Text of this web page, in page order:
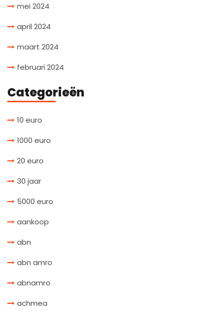
mei 2024
april 2024
maart 2024
februari 2024
Categorieën
10 euro
1000 euro
20 euro
30 jaar
5000 euro
aankoop
abn
abn amro
abnamro
achmea